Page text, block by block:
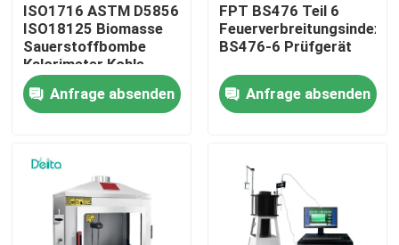
Qualitätskontrolle
Kontakt mit uns
Elektrisches Testgerät
Brandprüfgeräte
ISO1716 ASTM D5856
ISO18125 Biomasse
Sauerstoffbombe
Kalorimeter Kohle
Kalorifizierungswert
TesterAnfrage absenden
FPT BS476 Teil 6
Feuerverbreitungsindex
BS476-6 Prüfgerät
Anfrage absenden